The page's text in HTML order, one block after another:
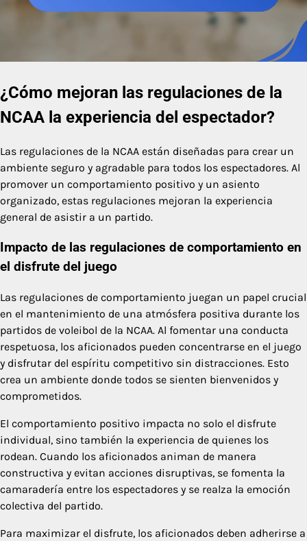
¿Cómo mejoran las regulaciones de la
NCAA la experiencia del espectador?
Las regulaciones de la NCAA están diseñadas para crear un
ambiente seguro y agradable para todos los espectadores. Al
promover un comportamiento positivo y un asiento
organizado, estas regulaciones mejoran la experiencia
general de asistir a un partido.
Impacto de las regulaciones de comportamiento en
el disfrute del juego
Las regulaciones de comportamiento juegan un papel crucial
en el mantenimiento de una atmósfera positiva durante los
partidos de voleibol de la NCAA. Al fomentar una conducta
respetuosa, los aficionados pueden concentrarse en el juego
y disfrutar del espíritu competitivo sin distracciones. Esto
crea un ambiente donde todos se sienten bienvenidos y
comprometidos.
El comportamiento positivo impacta no solo el disfrute
individual, sino también la experiencia de quienes los
rodean. Cuando los aficionados animan de manera
constructiva y evitan acciones disruptivas, se fomenta la
camaradería entre los espectadores y se realza la emoción
colectiva del partido.
Para maximizar el disfrute, los aficionados deben adherirse a